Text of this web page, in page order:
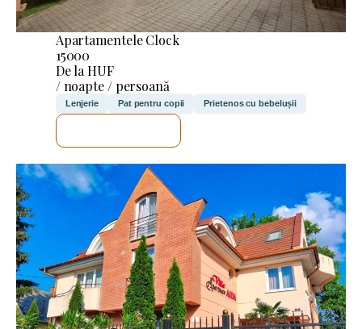
Apartamentele Clock
15000
De la HUF
/ noapte / persoană
Lenjerie Pat pentru copii Prietenos cu bebelușii